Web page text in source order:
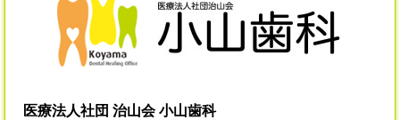
医療法人社団 治山会 小山歯科